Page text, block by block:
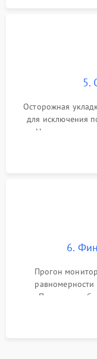
5.
Осторожная
для исключения
Надежное
аккуратное
6.
Прогон
равномерности
Проверка
DisplayPort,